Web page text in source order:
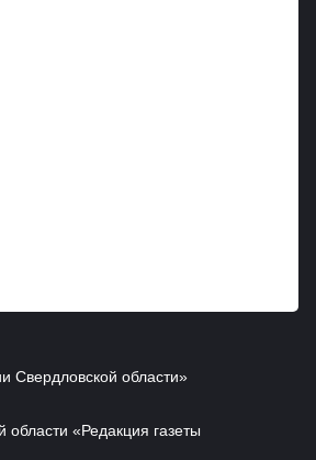
Свердловской области»
«Редакция газеты